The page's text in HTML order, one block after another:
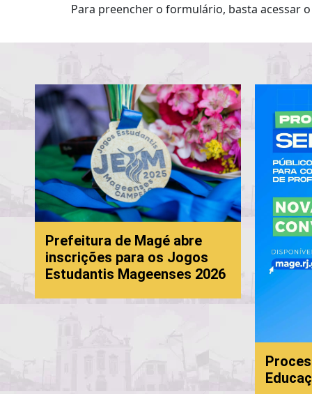
Para preencher o formulário, basta acessar
Prefeitura de Magé abre
inscrições para os Jogos
Estudantis Mageenses 2026
Processo
Educação: